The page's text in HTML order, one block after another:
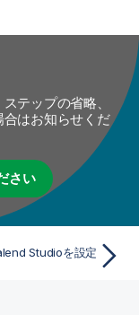
テップの省略、
はお知らせくだ
さい
Studioを設定